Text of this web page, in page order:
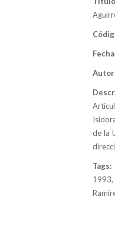
de la
Tags: